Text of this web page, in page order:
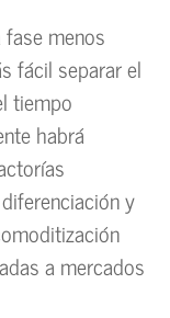
menos
fácil separar el
tiempo
habrá
y
a mercados